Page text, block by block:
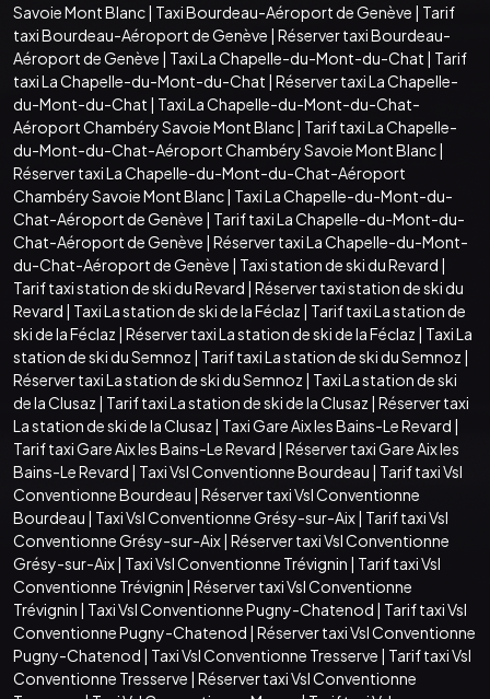
Savoie Mont Blanc| Taxi Bourdeau-Aéroport de Genève | Tarif
taxi Bourdeau-Aéroport de Genève | Réserver taxi Bourdeau-
Aéroport de Genève | Taxi La Chapelle-du-Mont-du-Chat | Tarif
taxi La Chapelle-du-Mont-du-Chat | Réserver taxi La Chapelle-
du-Mont-du-Chat | Taxi La Chapelle-du-Mont-du-Chat-
Aéroport Chambéry Savoie Mont Blanc| Tarif taxi La Chapelle-
du-Mont-du-Chat-Aéroport Chambéry Savoie Mont Blanc|
Réserver taxi La Chapelle-du-Mont-du-Chat-Aéroport
Chambéry Savoie Mont Blanc| Taxi La Chapelle-du-Mont-du-
Chat-Aéroport de Genève | Tarif taxi La Chapelle-du-Mont-du-
Chat-Aéroport de Genève | Réserver taxi La Chapelle-du-Mont-
du-Chat-Aéroport de Genève | Taxi station de ski du Revard |
Tarif taxi station de ski du Revard | Réserver taxi station de ski du
Revard | Taxi La station de ski de la Féclaz | Tarif taxi La station de
ski de la Féclaz | Réserver taxi La station de ski de la Féclaz | Taxi La
station de ski du Semnoz | Tarif taxi La station de ski du Semnoz |
Réserver taxi La station de ski du Semnoz | Taxi La station de ski
de la Clusaz | Tarif taxi La station de ski de la Clusaz | Réserver taxi
La station de ski de la Clusaz | Taxi Gare Aix les Bains-Le Revard |
Tarif taxi Gare Aix les Bains-Le Revard | Réserver taxi Gare Aix les
Bains-Le Revard | Taxi Vsl Conventionne Bourdeau | Tarif taxi Vsl
Conventionne Bourdeau | Réserver taxi Vsl Conventionne
Bourdeau | Taxi Vsl Conventionne Grésy-sur-Aix| Tarif taxi Vsl
Conventionne Grésy-sur-Aix| Réserver taxi Vsl Conventionne
Grésy-sur-Aix| Taxi Vsl Conventionne Trévignin | Tarif taxi Vsl
Conventionne Trévignin | Réserver taxi Vsl Conventionne
Trévignin | Taxi Vsl Conventionne Pugny-Chatenod | Tarif taxi Vsl
Conventionne Pugny-Chatenod | Réserver taxi Vsl Conventionne
Pugny-Chatenod | Taxi Vsl Conventionne Tresserve | Tarif taxi Vsl
Conventionne Tresserve | Réserver taxi Vsl Conventionne